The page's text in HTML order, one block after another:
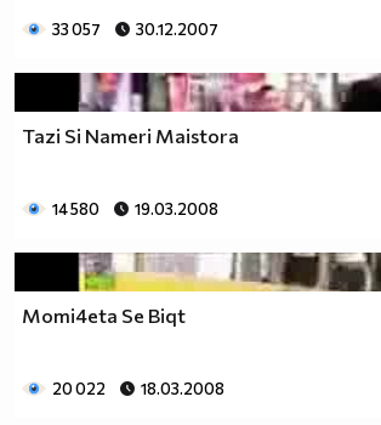
33 057 30.12.2007
Tazi Si Nameri Maistora
14 580 19.03.2008
Momi4eta Se Biqt
20 022 18.03.2008